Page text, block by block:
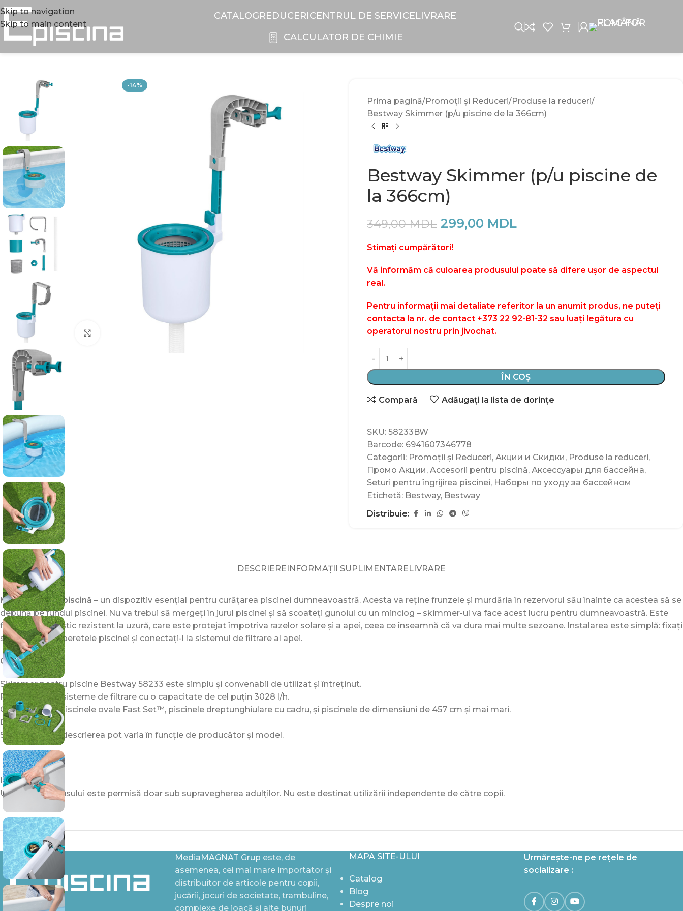
Skip to navigation
Skip to main content
CATALOGREDUCERICENTRUL DE SERVICELIVRARE
CALCULATOR DE CHIMIE
-14%
Prima pagină Promoții și Reduceri Produse la reduceri
Bestway Skimmer (p/u piscine de la 366cm)
Bestway Skimmer (p/u piscine de
la 366cm)
349,00MDL 299,00 MDL
Stimați cumpărători!
Vă informăm că culoarea produsului poate să difere ușor de aspectul
real.
Pentru informații mai detaliate referitor la un anumit produs, ne puteți
contacta la nr. de contact +373 22 92-81-32 sau luați legătura cu
operatorul nostru prin jivochat.
ÎN COȘ
Compară Adăugați la lista de dorințe
SKU: 58233BW
Barcode: 6941607346778
Categorii: Promoții și Reduceri, Акции и Скидки, Produse la reduceri,
Промо Акции, Accesorii pentru piscină, Аксессуары для бассейна,
Seturi pentru îngrijirea piscinei, Наборы по уходу за бассейном
Etichetă: Bestway, Bestway
Distribuie:
DESCRIEREINFORMAȚII SUPLIMENTARELIVRARE
Mătură pentru piscină – un dispozitiv esențial pentru curățarea piscinei dumneavoastră. Acesta va reține frunzele și murdăria în rezervorul său înainte ca acestea să se
depună pe fundul piscinei. Nu va trebui să mergeți în jurul piscinei și să scoateți gunoiul cu un minciog – skimmer-ul va face acest lucru pentru dumneavoastră. Este
fabricat din plastic rezistent la uzură, care este protejat împotriva razelor solare și a apei, ceea ce înseamnă că va dura mai multe sezoane. Instalarea este simplă: fixați
skimmer-ul pe peretele piscinei și conectați-l la sistemul de filtrare al apei.
Caracteristici:
Skimmer pentru piscine Bestway 58233 este simplu și convenabil de utilizat și întreținut.
Potrivit pentru sisteme de filtrare cu o capacitate de cel puțin 3028 l/h.
Compatibil cu piscinele ovale Fast Set™, piscinele dreptunghiulare cu cadru, și piscinele de dimensiuni de 457 cm și mai mari.
Documente:
Specificațiile și descrierea pot varia în funcție de producător și model.
IMPORTANT!
Utilizarea produsului este permisă doar sub supravegherea adulților. Nu este destinat utilizării independente de către copii.
MediaMAGNAT Grup este, de
asemenea, cel mai mare importator și
distribuitor de articole pentru copii,
jucării, jocuri de societate, trambuline,
complexe de joacă și alte bunuri
MAPA SITE-ULUI
Catalog
Blog
Despre noi
Urmărește-ne pe rețele de
socializare :